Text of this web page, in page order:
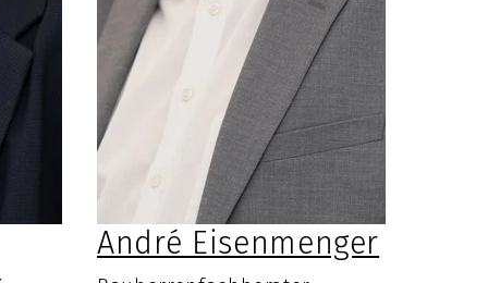
André Eisenmenger